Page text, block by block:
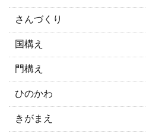
さんづくり
国構え
門構え
ひのかわ
きがまえ